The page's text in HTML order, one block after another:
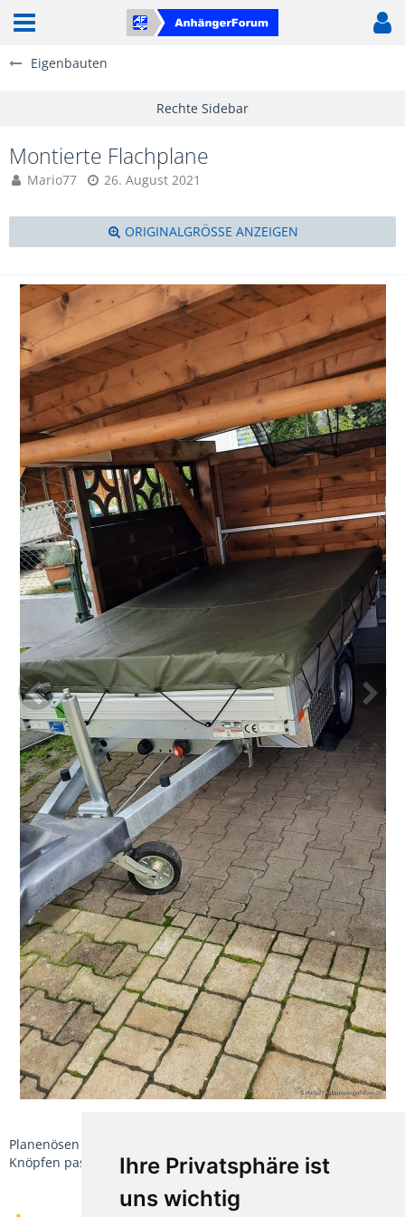
Ihre Privatsphäre ist
uns wichtig
Eigenbauten
Montierte Flachplane
Mario77 26. August 2021
ORIGINALGRÖSSE ANZEIGEN
Planenösen habe ich so gesetzt, damit es genau zu den
Knöpfen passt.